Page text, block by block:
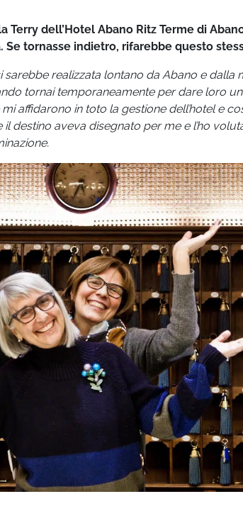
dell’Hotel Abano Ritz Terme di
Se tornasse indietro, rifarebbe questo
sarebbe realizzata lontano da Abano e dalla
tornai temporaneamente per dare loro
affidarono in toto la gestione dell’hotel e
destino aveva disegnato per me e l’ho